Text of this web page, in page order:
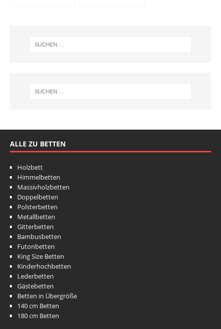
ALLE ZU BETTEN
Holzbett
Himmelbetten
Massivholzbetten
Doppelbetten
Polsterbetten
Metallbetten
Gitterbetten
Bambusbetten
Futonbetten
King Size Betten
Kinderhochbetten
Lederbetten
Gästebetten
Betten in Übergröße
140 cm Betten
180 cm Betten